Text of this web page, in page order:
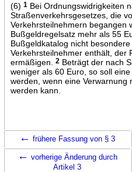
(6) 1Bei Ordnungswidrigkeiten
Straßenverkehrsgesetzes, die
Verkehrsteilnehmern begangen
Bußgeldregelsatz mehr als 55
Bußgeldkatalog nicht
Verkehrsteilnehmer enthält, der
ermäßigen.
2Beträgt der nach
weniger als 60 Euro, so soll
werden, wenn eine Verwarnung
werden kann.
← frühere Fassung von § 3
← vorherige Änderung durch
Artikel 3